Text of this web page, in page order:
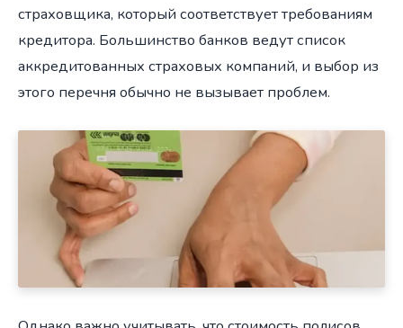
страховщика, который соответствует требованиям
кредитора. Большинство банков ведут список
аккредитованных страховых компаний, и выбор из
этого перечня обычно не вызывает проблем.